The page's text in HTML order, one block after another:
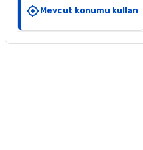
Mevcut konumu kullan